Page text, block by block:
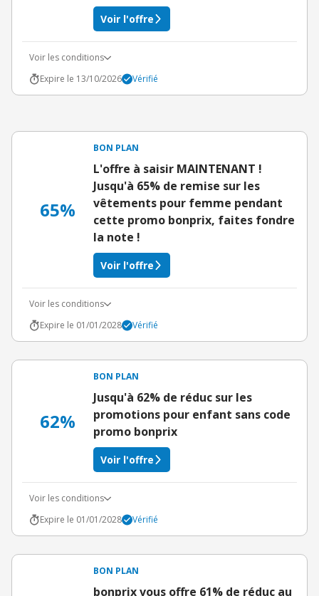
Voir l'offre
Voir les conditions
Expire le 13/10/2026
Vérifié
65%
BON PLAN
L'offre à saisir MAINTENANT !
Jusqu'à 65% de remise sur les
vêtements pour femme pendant
cette promo bonprix, faites fondre
la note !
Voir l'offre
Voir les conditions
Expire le 01/01/2028
Vérifié
62%
BON PLAN
Jusqu'à 62% de réduc sur les
promotions pour enfant sans code
promo bonprix
Voir l'offre
Voir les conditions
Expire le 01/01/2028
Vérifié
BON PLAN
bonprix vous offre 61% de réduc au